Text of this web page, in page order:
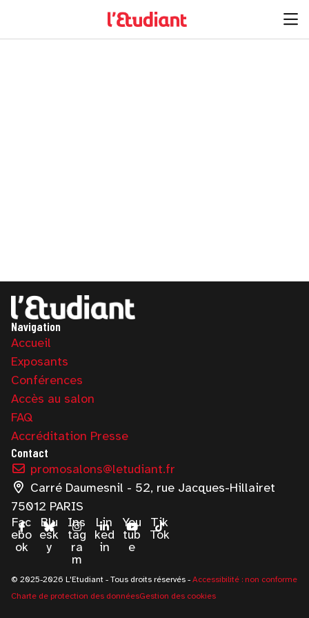
Navigation
Accueil
Exposants
Conférences
Accès au salon
FAQ
Accréditation Presse
Contact
promosalons@letudiant.fr
Carré Daumesnil - 52, rue Jacques-Hillairet
75012 PARIS
Fac
ebo
ok
Blu
esk
y
Ins
tag
ra
m
Lin
ked
in
You
tub
e
Tik
Tok
© 2025-2026 L'Etudiant - Tous droits réservés - Accessibilité : non conforme
Charte de protection des donnéesGestion des cookies